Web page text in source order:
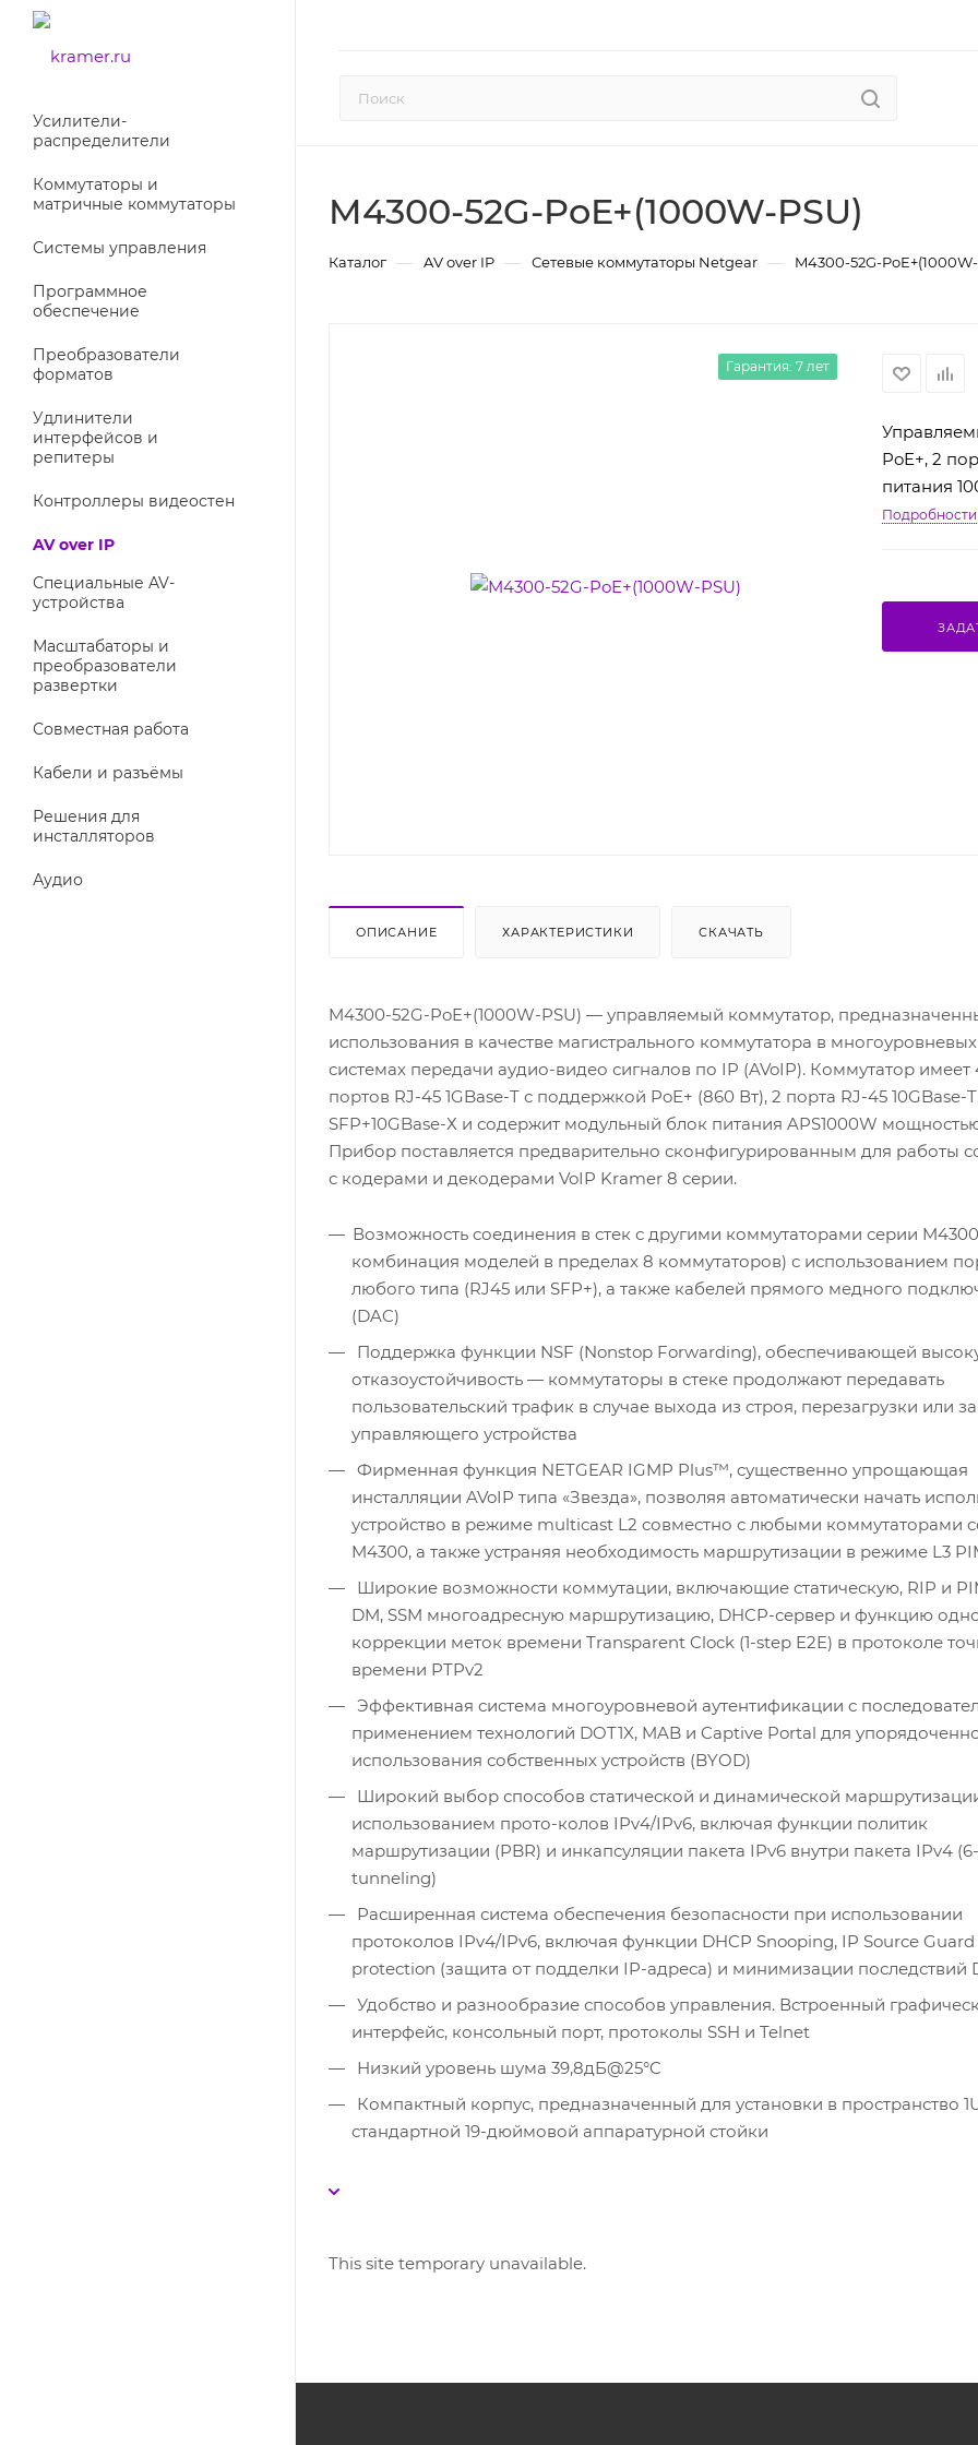
Усилители-
раcпределители
Коммутаторы и
матричные коммутаторы
Системы управления
Программное
обеспечение
Преобразователи
форматов
Удлинители
интерфейсов и
репитеры
Контроллеры видеостен
AV over IP
Специальные AV-
устройства
Масштабаторы и
преобразователи
развертки
Совместная работа
Кабели и разъёмы
Решения для
инсталляторов
Аудио
M4300-52G-PoE+(1000W-PSU)
Каталог — AV over IP — Сетевые коммутаторы Netgear — M4300-52G-
Гарантия: 7 лет
PoE+, 2
питания
Подробности
ОПИСАНИЕ ХАРАКТЕРИСТИКИ СКАЧАТЬ
M4300-52G-PoE+(1000W-PSU) — управляемый коммутатор,
использования в качестве магистрального коммутатора в многоуровневых
системах передачи аудио-видео сигналов по IP (AVoIP). Коммутатор имеет
портов RJ-45 1GBase-T с поддержкой PoE+ (860 Вт), 2 порта RJ-45 10GBase-
SFP+10GBase-Х и содержит модульный блок питания APS1000W
Прибор поставляется предварительно сконфигурированным для работы
с кодерами и декодерами VoIP Kramer 8 серии.
Возможность соединения в стек с другими коммутаторами серии
комбинация моделей в пределах 8 коммутаторов) с использованием
любого типа (RJ45 или SFP+), а также кабелей прямого медного
(DAC)
Поддержка функции NSF (Nonstop Forwarding), обеспечивающей
отказоустойчивость — коммутаторы в стеке продолжают передавать
пользовательский трафик в случае выхода из строя, перезагрузки или
управляющего устройства
Фирменная функция NETGEAR IGMP Plus™, существенно упрощающая
инсталляции AVoIP типа «Звезда», позволяя автоматически начать
устройство в режиме multicast L2 совместно с любыми коммутаторами
M4300, а также устраняя необходимость маршрутизации в режиме L3
Широкие возможности коммутации, включающие статическую, RIP и
DM, SSM многоадресную маршрутизацию, DHCP-сервер и функцию
коррекции меток времени Transparent Clock (1-step E2E) в протоколе
времени PTPv2
Эффективная система многоуровневой аутентификации с
применением технологий DOT1X, MAB и Captive Portal для
использования собственных устройств (BYOD)
Широкий выбор способов статической и динамической
использованием прото-колов IPv4/IPv6, включая функции политик
маршрутизации (PBR) и инкапсуляции пакета IPv6 внутри пакета IPv4
tunneling)
Расширенная система обеспечения безопасности при использовании
протоколов IPv4/IPv6, включая функции DHCP Snooping, IP Source Guard
protection (защита от подделки IP-адреса) и минимизации последствий
Удобство и разнообразие способов управления. Встроенный
интерфейс, консольный порт, протоколы SSH и Telnet
Низкий уровень шума 39,8дБ@25°C
Компактный корпус, предназначенный для установки в пространство
стандартной 19-дюймовой аппаратурной стойки
This site temporary unavailable.